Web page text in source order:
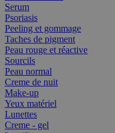
Serum
Psoriasis
Peeling et gommage
Taches de pigment
Peau rouge et réactive
Sourcils
Peau normal
Creme de nuit
Make-up
Yeux matériel
Lunettes
Creme - gel